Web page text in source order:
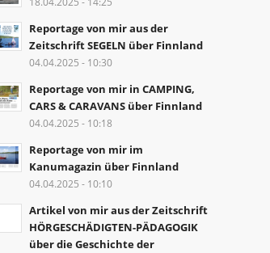
Reportage von mir aus der
Zeitschrift SEGELN über Finnland
04.04.2025 - 10:30
Reportage von mir in CAMPING,
CARS & CARAVANS über Finnland
04.04.2025 - 10:18
Reportage von mir im
Kanumagazin über Finnland
04.04.2025 - 10:10
Artikel von mir aus der Zeitschrift
HÖRGESCHÄDIGTEN-PÄDAGOGIK
über die Geschichte der